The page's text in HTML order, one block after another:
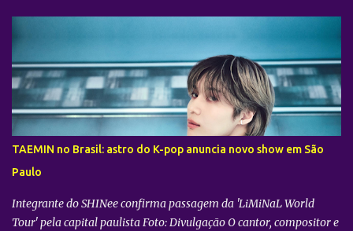
realizado diretamente do YouTube Theater , na cidade de Los
Angeles (EUA). O objetivo da ação é proporcionar ao público uma
vivência cinematográfica com som e imagem de alta qualidade,
conectando os fãs de todo o mundo à energia da primeira turnê
mundial do quinteto. Produzido pela gigante do entretenimento
asiático HYBE e distribuído globalmente pela Trafalgar, o evento
promete transportar o fandom — conhecido oficialmente como
COERS — para o centro da apresentação. Como um bônus especial
para as sessões nos cine...
TAEMIN no Brasil: astro do K-pop anuncia novo show em São
Paulo
Integrante do SHINee confirma passagem da 'LiMiNaL World
Tour' pela capital paulista Foto: Divulgação O cantor, compositor e